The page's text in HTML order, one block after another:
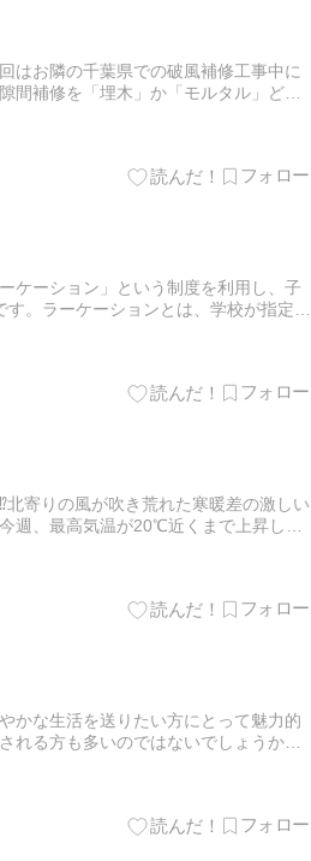
はお隣の千葉県での破風補修工事中に
補修を「埋木」か「モルタル」どち
ケーション」という制度を利用し、子
。ラーケーションとは、学校が指定す
寄りの風が吹き荒れた寒暖差の激しい
週、最高気温が20℃近くまで上昇した
かな生活を送りたい方にとって魅力的
る方も多いのではないでしょうか。